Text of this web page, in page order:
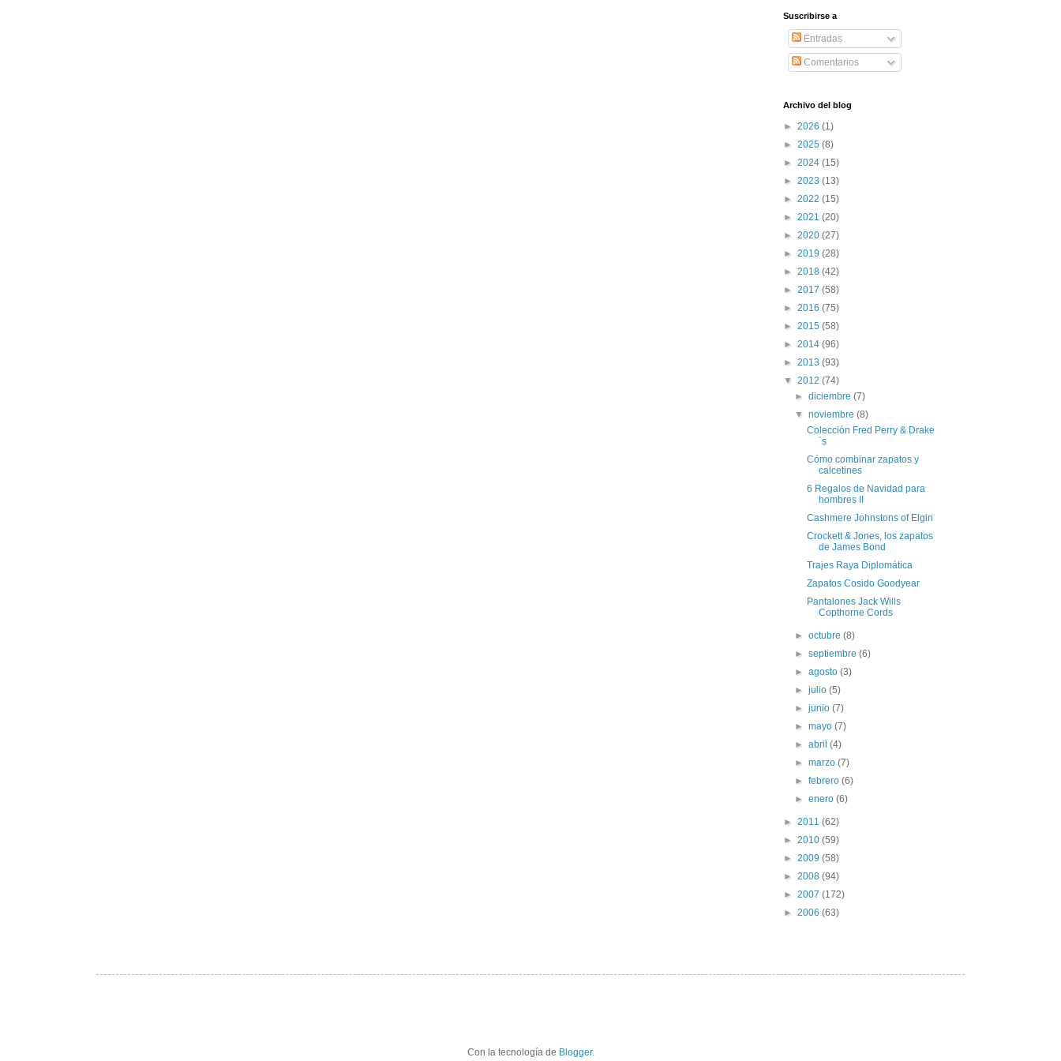
Suscribirse a
Entradas
Comentarios
Archivo del blog
► 2026 (1)
► 2025 (8)
► 2024 (15)
► 2023 (13)
► 2022 (15)
► 2021 (20)
► 2020 (27)
► 2019 (28)
► 2018 (42)
► 2017 (58)
► 2016 (75)
► 2015 (58)
► 2014 (96)
► 2013 (93)
▼ 2012 (74)
►diciembre(7)
▼noviembre(8)
Colección Fred Perry & Drake
´s
Cómo combinar zapatos y
calcetines
6 Regalos de Navidad para
hombres II
Cashmere Johnstons of Elgin
Crockett & Jones, los zapatos
de James Bond
Trajes Raya Diplomática
Zapatos Cosido Goodyear
Pantalones Jack Wills
Copthorne Cords
►octubre(8)
►septiembre(6)
►agosto(3)
►julio(5)
►junio(7)
►mayo(7)
►abril(4)
►marzo(7)
►febrero(6)
►enero(6)
► 2011 (62)
► 2010 (59)
► 2009 (58)
► 2008 (94)
► 2007 (172)
► 2006 (63)
Con la tecnología de Blogger.